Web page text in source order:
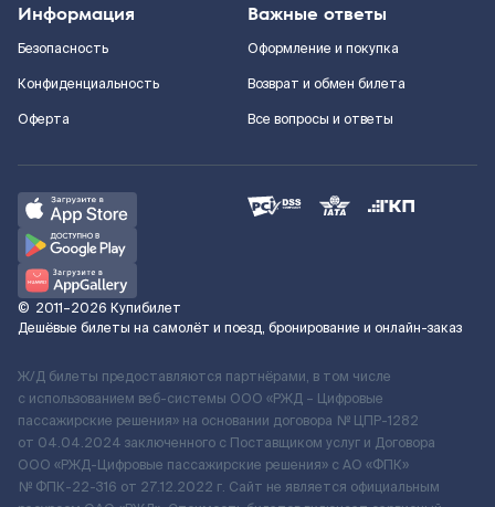
Информация
Безопасность
Конфиденциальность
Оферта
Важные ответы
Оформление и покупка
Возврат и обмен билета
Все вопросы и ответы
© 2011–2026 Купибилет
Дешёвые билеты на самолёт и поезд, бронирование и онлайн-заказ
Ж/Д билеты предоставляются партнёрами, в том числе
с использованием веб-системы ООО «РЖД – Цифровые
пассажирские решения» на основании договора № ЦПР-1282
от 04.04.2024 заключенного с Поставщиком услуг и Договора
ООО «РЖД-Цифровые пассажирские решения» c АО «ФПК»
№ ФПК-22-316 от 27.12.2022 г. Сайт не является официальным